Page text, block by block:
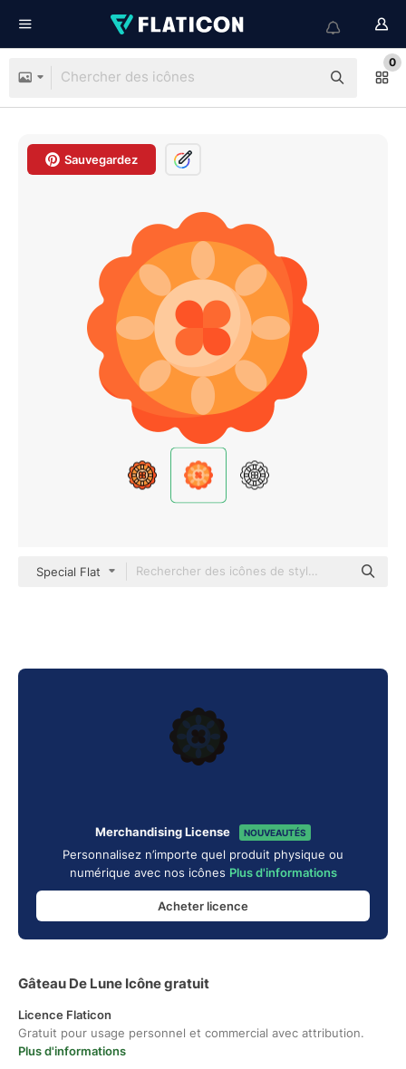
0
Sauvegardez
Special Flat
Merchandising License NOUVEAUTÉS
Personnalisez n’importe quel produit physique ou
numérique avec nos icônes Plus d'informations
Acheter licence
Gâteau De Lune Icône gratuit
Licence Flaticon
Gratuit pour usage personnel et commercial avec attribution.
Plus d'informations